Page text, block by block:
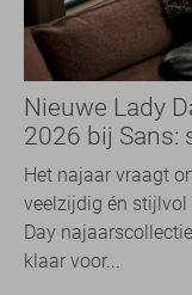
Nieuwe Lady
2026 bij Sans:
travelkwaliteit
Het najaar vraagt
veelzijdig én stijlvol
Day
klaar voor...